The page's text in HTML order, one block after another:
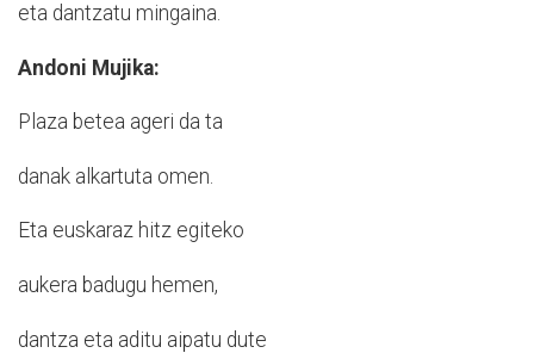
eta dantzatu mingaina.
Andoni Mujika:
Plaza betea ageri da ta
danak alkartuta omen.
Eta euskaraz hitz egiteko
aukera badugu hemen,
dantza eta aditu aipatu dute